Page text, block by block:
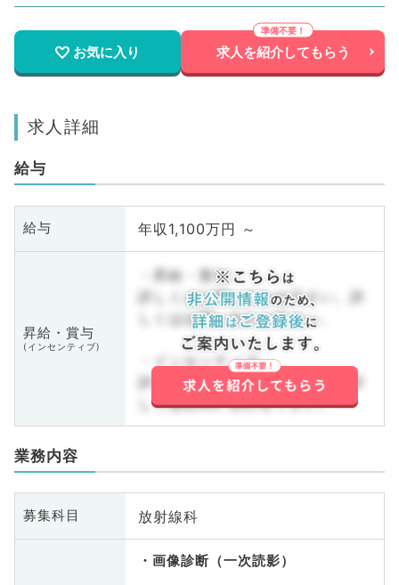
お気に入り 求人を紹介してもらう
求人詳細
給与
給与 年収1,100万円 ～
昇給・賞与
(インセンティブ)
・昇給・賞与
詳しくはお問い合わせ下さい。詳
しくはお問い合わせ下さい。
・インセンティブ
詳しくはお問い合わせ下さい。詳
しくはお問い合わせ下さい。
業務内容
募集科目 放射線科
画像診断（一次読影）